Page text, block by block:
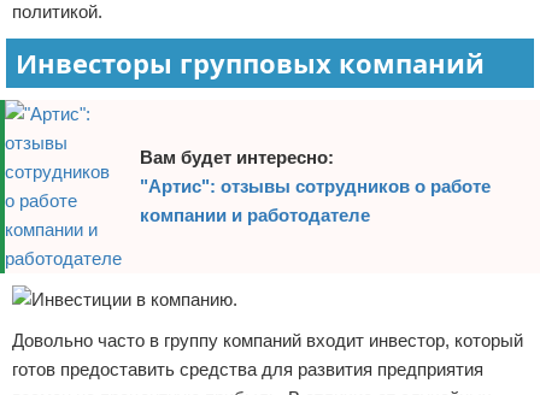
политикой.
Инвесторы групповых компаний
Вам будет интересно:
"Артис": отзывы сотрудников о работе
компании и работодателе
Довольно часто в группу компаний входит инвестор, который
готов предоставить средства для развития предприятия